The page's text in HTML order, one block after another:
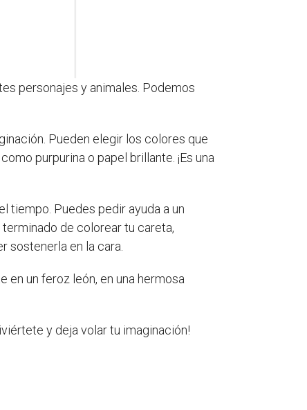
personajes y animales. Podemos
Pueden elegir los colores que
purpurina o papel brillante. ¡Es una
tiempo. Puedes pedir ayuda a un
de colorear tu careta,
sostenerla en la cara.
en un feroz león, en una hermosa
y deja volar tu imaginación!